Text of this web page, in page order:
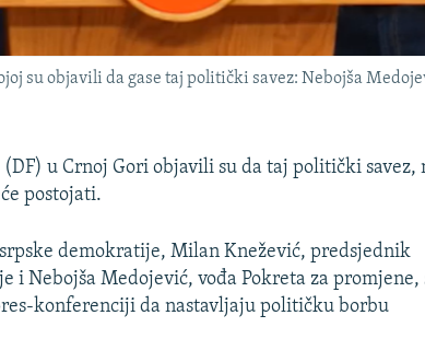
su objavili da gase taj politički savez: Nebojša
u Crnoj Gori objavili su da taj politički savez,
postojati.
demokratije, Milan Knežević, predsjednik
i Nebojša Medojević, vođa Pokreta za promjene,
konferenciji da nastavljaju političku borbu